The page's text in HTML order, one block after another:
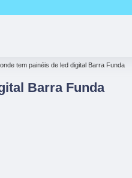
onde tem painéis de led digital Barra Funda
Barra Funda